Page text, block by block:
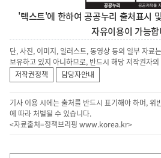
'텍스트'에 한하여 공공누리 출처표시
자유이용이 가능
단, 사진, 이미지, 일러스트, 동영상 등의 일부 자료
보유하고 있지 아니하므로, 반드시 해당 저작권자
저작권정책
담당자안내
기사 이용 시에는 출처를 반드시 표기해야 하며, 위
에 따라 처벌될 수 있습니다.
<자료출처=정책브리핑 www.korea.kr>